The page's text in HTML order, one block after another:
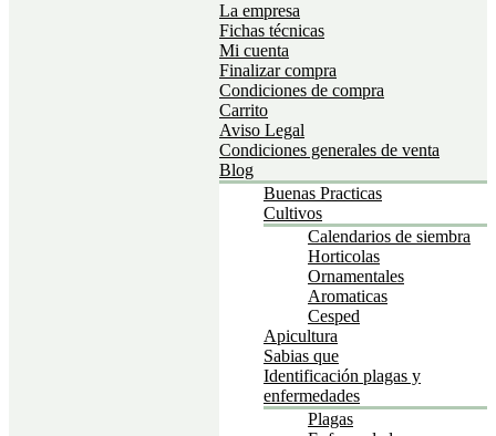
La empresa
Fichas técnicas
Mi cuenta
Finalizar compra
Condiciones de compra
Carrito
Aviso Legal
Condiciones generales de venta
Blog
Buenas Practicas
Cultivos
Calendarios de siembra
Horticolas
Ornamentales
Aromaticas
Cesped
Apicultura
Sabias que
Identificación plagas y
enfermedades
Plagas